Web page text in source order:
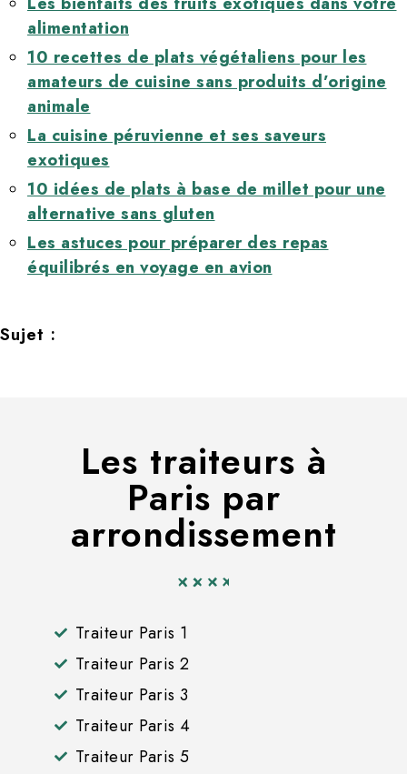
alimentation
10 recettes de plats végétaliens pour les
amateurs de cuisine sans produits d’origine
animale
La cuisine péruvienne et ses saveurs
exotiques
10 idées de plats à base de millet pour une
alternative sans gluten
Les astuces pour préparer des repas
équilibrés en voyage en avion
Sujet :
Les traiteurs à
Paris par
arrondissement
Traiteur Paris 1
Traiteur Paris 2
Traiteur Paris 3
Traiteur Paris 4
Traiteur Paris 5